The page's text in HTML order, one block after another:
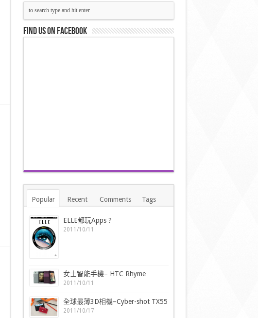
Find us on Facebook
Popular Recent Comments Tags
ELLE都玩Apps ?
2011/10/11
女士智能手機– HTC Rhyme
2011/10/11
全球最薄3D相機–Cyber-shot TX55
2011/10/17